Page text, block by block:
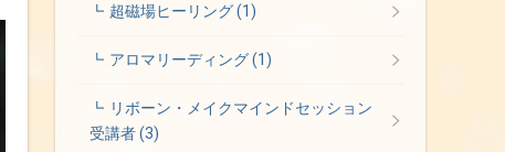
超磁場ヒーリング(1)
アロマリーディング(1)
リボーン・メイクマインドセッション
受講者(3)